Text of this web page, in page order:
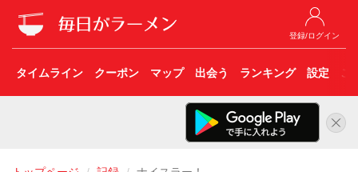
登録/ログイン
タイムライン クーポン マップ 出会う ランキング 設定 こ